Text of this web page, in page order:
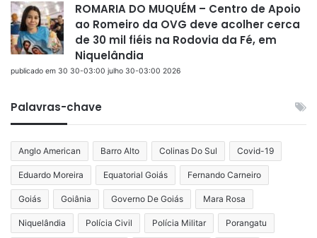
ROMARIA DO MUQUÉM – Centro de Apoio
ao Romeiro da OVG deve acolher cerca
de 30 mil fiéis na Rodovia da Fé, em
Niquelândia
publicado em 30 30-03:00 julho 30-03:00 2026
Palavras-chave
Anglo American Barro Alto Colinas Do Sul Covid-19
Eduardo Moreira Equatorial Goiás Fernando Carneiro
Goiás Goiânia Governo De Goiás Mara Rosa
Niquelândia Polícia Civil Polícia Militar Porangatu